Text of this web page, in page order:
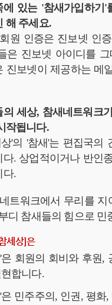
에 있는 '참새가입하기
해 주세요.
원 인증은 진보넷 인
은 진보넷 아이디를
진보넷이 제공하는 메
의 세상, 참새네트워크
작됩니다.
'의 '참새'는 편집국의
다. 상업적이거나 반인
다.
트워크에서 무리를
디 참새들의 힘으로 민
세상]은
은 회원의 회비와 후원,
합니다.
민주주의, 인권, 평